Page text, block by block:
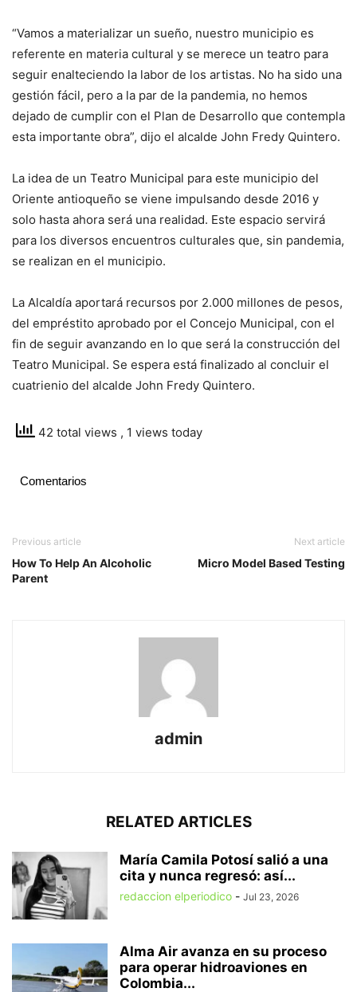
“Vamos a materializar un sueño, nuestro municipio es
referente en materia cultural y se merece un teatro para
seguir enalteciendo la labor de los artistas. No ha sido una
gestión fácil, pero a la par de la pandemia, no hemos
dejado de cumplir con el Plan de Desarrollo que contempla
esta importante obra”, dijo el alcalde John Fredy Quintero.
La idea de un Teatro Municipal para este municipio del
Oriente antioqueño se viene impulsando desde 2016 y
solo hasta ahora será una realidad. Este espacio servirá
para los diversos encuentros culturales que, sin pandemia,
se realizan en el municipio.
La Alcaldía aportará recursos por 2.000 millones de pesos,
del empréstito aprobado por el Concejo Municipal, con el
fin de seguir avanzando en lo que será la construcción del
Teatro Municipal. Se espera está finalizado al concluir el
cuatrienio del alcalde John Fredy Quintero.
42 total views , 1 views today
Comentarios
Previous article
How To Help An Alcoholic
Parent
Next article
Micro Model Based Testing
admin
RELATED ARTICLES
María Camila Potosí salió a una
cita y nunca regresó: así...
redaccion elperiodico - Jul 23, 2026
Alma Air avanza en su proceso
para operar hidroaviones en
Colombia...